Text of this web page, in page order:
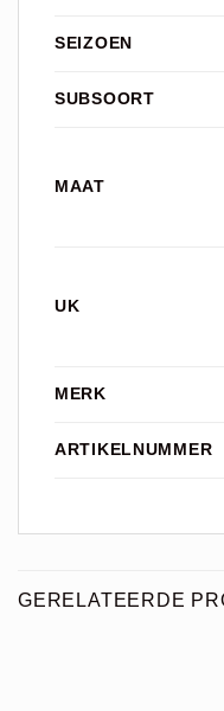
SEIZOEN
SUBSOORT
MAAT
UK
MERK
ARTIKELNUMMER
GERELATEERDE